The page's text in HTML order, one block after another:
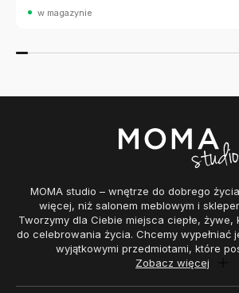
w magazynie
MOMA studio – wnętrze do dobrego
więcej, niż salonem meblowym i
Tworzymy dla Ciebie miejsca ciepłe,
do celebrowania życia. Chcemy wypełniać
wyjątkowymi przedmiotami, które
Zobacz więcej